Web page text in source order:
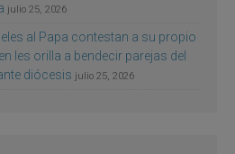
julio 25, 2026
al Papa contestan a su propio
les orilla a bendecir parejas del
diócesis julio 25, 2026